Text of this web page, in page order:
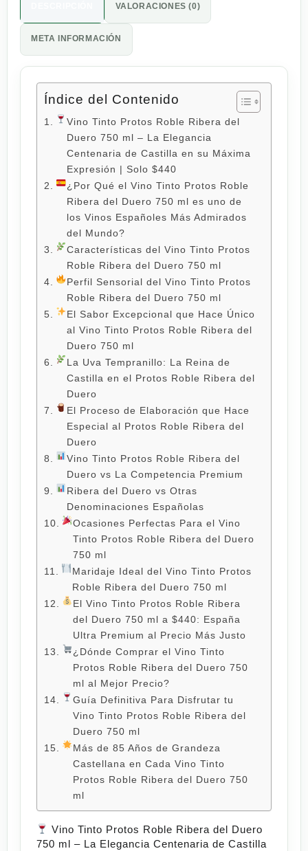
VALORACIONES (0)
META INFORMACIÓN
Índice del Contenido
Vino Tinto Protos Roble Ribera del
Duero 750 ml – La Elegancia
Centenaria de Castilla en su Máxima
Expresión | Solo $440
¿Por Qué el Vino Tinto Protos Roble
Ribera del Duero 750 ml es uno de
los Vinos Españoles Más Admirados
del Mundo?
Características del Vino Tinto Protos
Roble Ribera del Duero 750 ml
Perfil Sensorial del Vino Tinto Protos
Roble Ribera del Duero 750 ml
El Sabor Excepcional que Hace Único
al Vino Tinto Protos Roble Ribera del
Duero 750 ml
La Uva Tempranillo: La Reina de
Castilla en el Protos Roble Ribera del
Duero
El Proceso de Elaboración que Hace
Especial al Protos Roble Ribera del
Duero
Vino Tinto Protos Roble Ribera del
Duero vs La Competencia Premium
Ribera del Duero vs Otras
Denominaciones Españolas
Ocasiones Perfectas Para el Vino
Tinto Protos Roble Ribera del Duero
750 ml
Maridaje Ideal del Vino Tinto Protos
Roble Ribera del Duero 750 ml
El Vino Tinto Protos Roble Ribera
del Duero 750 ml a $440: España
Ultra Premium al Precio Más Justo
¿Dónde Comprar el Vino Tinto
Protos Roble Ribera del Duero 750
ml al Mejor Precio?
Guía Definitiva Para Disfrutar tu
Vino Tinto Protos Roble Ribera del
Duero 750 ml
Más de 85 Años de Grandeza
Castellana en Cada Vino Tinto
Protos Roble Ribera del Duero 750
ml
Vino Tinto Protos Roble Ribera del Duero
750 ml – La Elegancia Centenaria de Castilla